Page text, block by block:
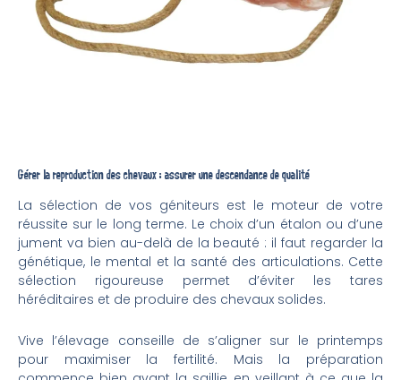
Gérer la reproduction des chevaux : assurer une descendance de qualité
La sélection de vos géniteurs est le moteur de votre
réussite sur le long terme. Le choix d’un étalon ou d’une
jument va bien au-delà de la beauté : il faut regarder la
génétique, le mental et la santé des articulations. Cette
sélection rigoureuse permet d’éviter les tares
héréditaires et de produire des chevaux solides.
Vive l’élevage conseille de s’aligner sur le printemps
pour maximiser la fertilité. Mais la préparation